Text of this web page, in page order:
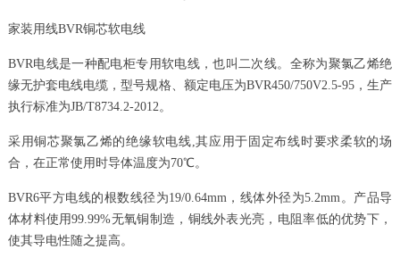
家装用线BVR铜芯软电线
BVR电线是一种配电柜专用软电线，也叫二次线。全称为聚氯乙烯绝
缘无护套电线电缆，型号规格、额定电压为BVR450/750V2.5-95，生产
执行标准为JB/T8734.2-2012。
采用铜芯聚氯乙烯的绝缘软电线,其应用于固定布线时要求柔软的场
合，在正常使用时导体温度为70℃。
BVR6平方电线的根数线径为19/0.64mm，线体外径为5.2mm。产品导
体材料使用99.99%无氧铜制造，铜线外表光亮，电阻率低的优势下，
使其导电性随之提高。